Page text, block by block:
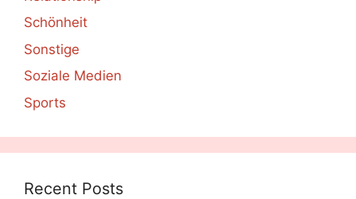
Schönheit
Sonstige
Soziale Medien
Sports
Recent Posts